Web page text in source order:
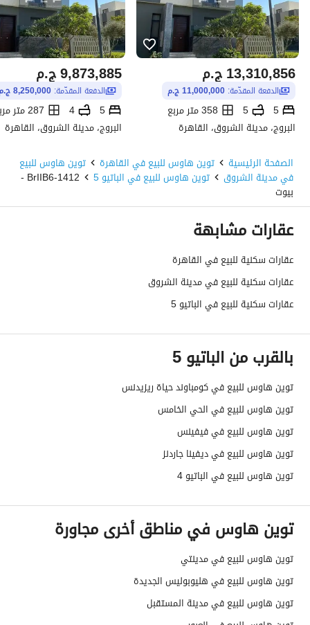
ج.م13,310,856
الدفعة المقدّمة: 11,000,000 ج.م
5
5
358 متر مربع
البروج، مدينة الشروق، القاهرة
ج.م9,873,885
الدفعة المقدّمة: 8,250,000 ج.م
5
4
287 متر مربع
البروج، مدينة الشروق، القاهرة
الصفحة الرئيسية
توين هاوس للبيع في القاهرة توين هاوس للبيع
في مدينة الشروق توين هاوس للبيع في الباتيو 5 1412-BrIIB6 -
بيوت
عقارات مشابهة
عقارات سكنية للبيع في القاهرة
عقارات سكنية للبيع في مدينة الشروق
عقارات سكنية للبيع في الباتيو 5
بالقرب من الباتيو 5
توين هاوس للبيع في كومباوند حياة ريزيدنس
توين هاوس للبيع في الحي الخامس
توين هاوس للبيع في فيفينس
توين هاوس للبيع في ديفينا جاردنز
توين هاوس للبيع في الباتيو 4
توين هاوس في مناطق أخرى مجاورة
توين هاوس للبيع في مدينتي
توين هاوس للبيع في هليوبوليس الجديدة
توين هاوس للبيع في مدينة المستقبل